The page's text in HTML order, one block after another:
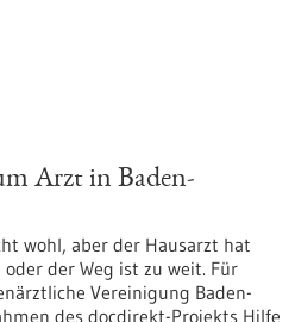
Arzt in Baden-
wohl, aber der Hausarzt hat
der Weg ist zu weit. Für
Vereinigung Baden-
des docdirekt-Projekts Hilfe